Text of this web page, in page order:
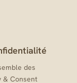
des
& Consent